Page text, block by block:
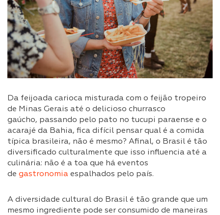
Da feijoada carioca misturada com o feijão tropeiro
de Minas Gerais até o delicioso churrasco
gaúcho, passando pelo pato no tucupi paraense e o
acarajé da Bahia, fica difícil pensar qual é a comida
típica brasileira, não é mesmo? Afinal, o Brasil é tão
diversificado culturalmente que isso influencia até a
culinária: não é a toa que há eventos
de gastronomia espalhados pelo país.
A diversidade cultural do Brasil é tão grande que um
mesmo ingrediente pode ser consumido de maneiras